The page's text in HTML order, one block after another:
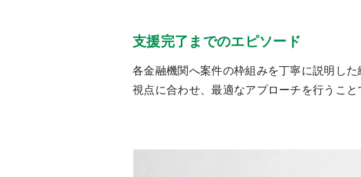
支援完了までのエピソード
各金融機関へ案件の枠組みを丁寧に説明し
視点に合わせ、最適なアプローチを行うこ